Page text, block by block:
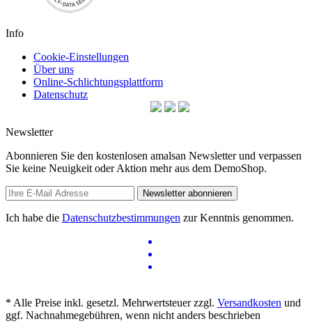
Info
Cookie-Einstellungen
Über uns
Online-Schlichtungsplattform
Datenschutz
Newsletter
Abonnieren Sie den kostenlosen amalsan Newsletter und verpassen
Sie keine Neuigkeit oder Aktion mehr aus dem DemoShop.
Newsletter abonnieren
Ich habe die Datenschutzbestimmungen zur Kenntnis genommen.
* Alle Preise inkl. gesetzl. Mehrwertsteuer zzgl. Versandkosten und
ggf. Nachnahmegebühren, wenn nicht anders beschrieben